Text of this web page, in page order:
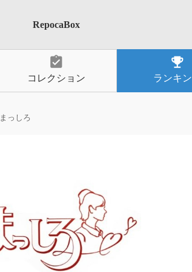
RepocaBox
assignment_turned_in
コレクション
emoji_events
ランキ
まっしろ